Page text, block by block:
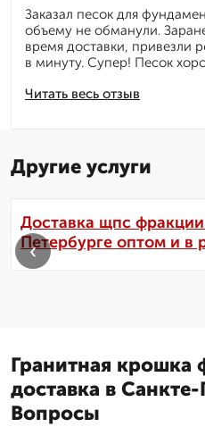
Читать весь отзыв
Заказал песок для
объему не обманули.
время доставки, привезли
в минуту. Супер! Песок
Другие услуги
Доставка щпс
Петербурге оптом и в
‹
Гранитная крошка
доставка в
Вопросы